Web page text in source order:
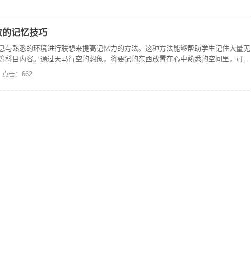
记忆技巧
与熟悉的环境进行联想来提高记忆力的方法。这种方法能够帮助学生记住大量无
科目内容。通过天马行空的想象，将要记的东西放置在心中熟悉的空间里，可以
点击：662